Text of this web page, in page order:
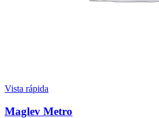
Vista rápida
Maglev Metro